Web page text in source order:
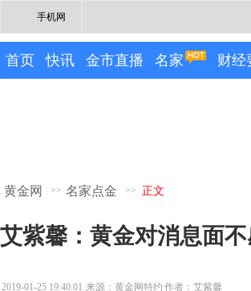
手机网
首页 快讯 金市直播 名家 财经
黄金网 >> 名家点金 >> 正文
艾紫馨：黄金对消息面
2019-01-25 19:40:01 来源：黄金网特约 作者：艾紫馨